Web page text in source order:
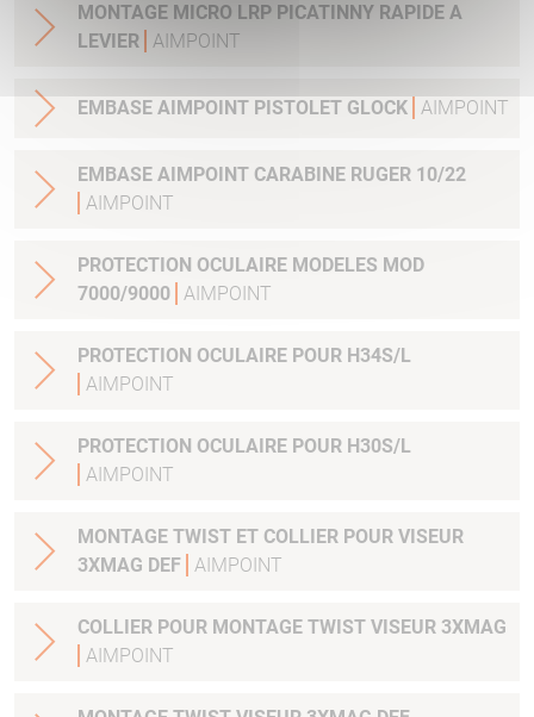
MONTAGE MICRO LRP PICATINNY RAPIDE A
LEVIER AIMPOINT
EMBASE AIMPOINT PISTOLET GLOCK AIMPOINT
EMBASE AIMPOINT CARABINE RUGER 10/22
AIMPOINT
PROTECTION OCULAIRE MODELES MOD
7000/9000 AIMPOINT
PROTECTION OCULAIRE POUR H34S/L
AIMPOINT
PROTECTION OCULAIRE POUR H30S/L
AIMPOINT
MONTAGE TWIST ET COLLIER POUR VISEUR
3XMAG DEF AIMPOINT
COLLIER POUR MONTAGE TWIST VISEUR 3XMAG
AIMPOINT